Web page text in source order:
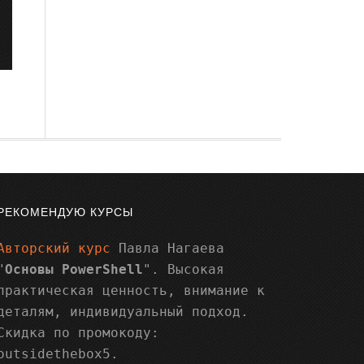
КУРСЫ
курс Павла Нагаева
Основы PowerShell". Высокая
ценность, внимание к
индивидуальный подход.
по промокоду: